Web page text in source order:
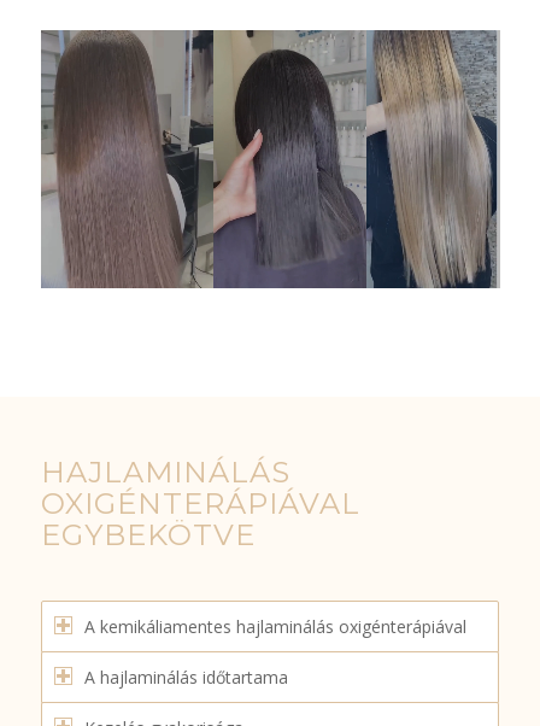
HAJLAMINÁLÁS
OXIGÉNTERÁPIÁVAL
EGYBEKÖTVE
A kemikáliamentes hajlaminálás oxigénterápiával
A hajlaminálás időtartama